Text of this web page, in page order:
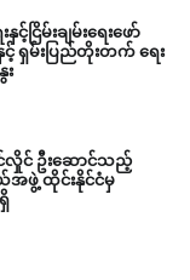
ြိမ်းချမ်းရေးဖော်
ရှမ်းပြည်တိုးတက် ရေး
င်လှိုင် ဦးဆောင်သည့်
အဖွဲ့ ထိုင်းနိုင်ငံမှ